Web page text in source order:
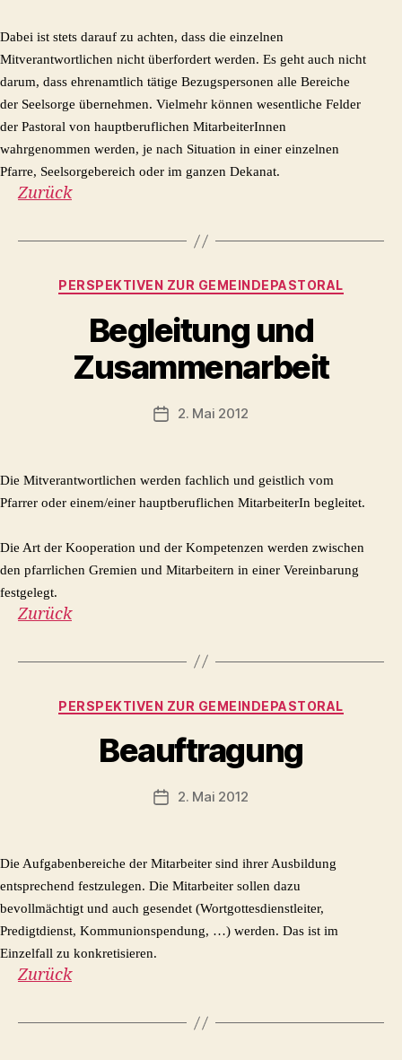
Dabei ist stets darauf zu achten, dass die einzelnen
Mitverantwortlichen nicht überfordert werden. Es geht auch nicht
darum, dass ehrenamtlich tätige Bezugspersonen alle Bereiche
der Seelsorge übernehmen. Vielmehr können wesentliche Felder
der Pastoral von hauptberuflichen MitarbeiterInnen
wahrgenommen werden, je nach Situation in einer einzelnen
Pfarre, Seelsorgebereich oder im ganzen Dekanat.
Zurück
Kategorien
PERSPEKTIVEN ZUR GEMEINDEPASTORAL
Begleitung und
Zusammenarbeit
Veröffentlichungsdatum
2. Mai 2012
Die Mitverantwortlichen werden fachlich und geistlich vom
Pfarrer oder einem/einer hauptberuflichen MitarbeiterIn begleitet.
Die Art der Kooperation und der Kompetenzen werden zwischen
den pfarrlichen Gremien und Mitarbeitern in einer Vereinbarung
festgelegt.
Zurück
Kategorien
PERSPEKTIVEN ZUR GEMEINDEPASTORAL
Beauftragung
Veröffentlichungsdatum
2. Mai 2012
Die Aufgabenbereiche der Mitarbeiter sind ihrer Ausbildung
entsprechend festzulegen. Die Mitarbeiter sollen dazu
bevollmächtigt und auch gesendet (Wortgottesdienstleiter,
Predigtdienst, Kommunionspendung, …) werden. Das ist im
Einzelfall zu konkretisieren.
Zurück